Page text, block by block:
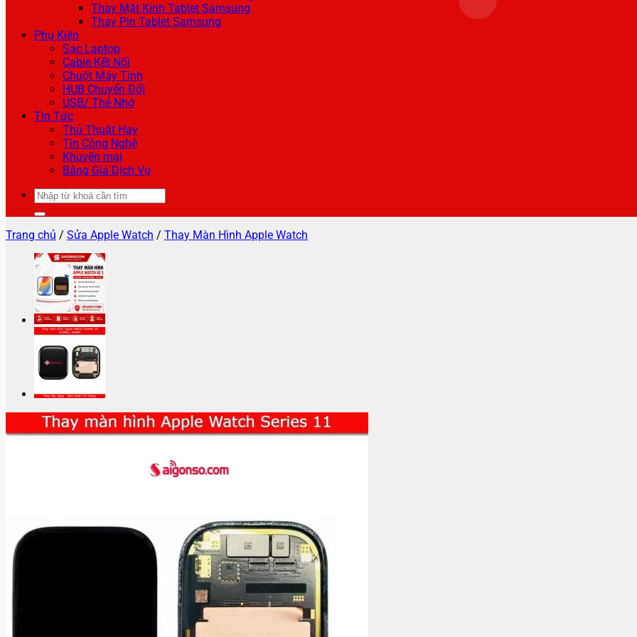
Thay Mặt Kính Tablet Samsung
Thay Pin Tablet Samsung
Phụ Kiện
Sạc Laptop
Cable Kết Nối
Chuột Máy Tính
HUB Chuyển Đổi
USB/ Thẻ Nhớ
Tin Tức
Thủ Thuật Hay
Tin Công Nghệ
Khuyến mại
Bảng Giá Dịch Vụ
Tìm
kiếm:
Trang chủ / Sửa Apple Watch / Thay Màn Hình Apple Watch